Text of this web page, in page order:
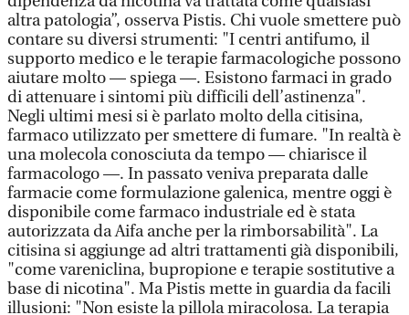
altra patologia”, osserva Pistis. Chi vuole smettere può
contare su diversi strumenti: "I centri antifumo, il
supporto medico e le terapie farmacologiche possono
aiutare molto — spiega —. Esistono farmaci in grado
di attenuare i sintomi più difficili dell’astinenza".
Negli ultimi mesi si è parlato molto della citisina,
farmaco utilizzato per smettere di fumare. "In realtà è
una molecola conosciuta da tempo — chiarisce il
farmacologo —. In passato veniva preparata dalle
farmacie come formulazione galenica, mentre oggi è
disponibile come farmaco industriale ed è stata
autorizzata da Aifa anche per la rimborsabilità". La
citisina si aggiunge ad altri trattamenti già disponibili,
"come vareniclina, bupropione e terapie sostitutive a
base di nicotina". Ma Pistis mette in guardia da facili
illusioni: "Non esiste la pillola miracolosa. La terapia